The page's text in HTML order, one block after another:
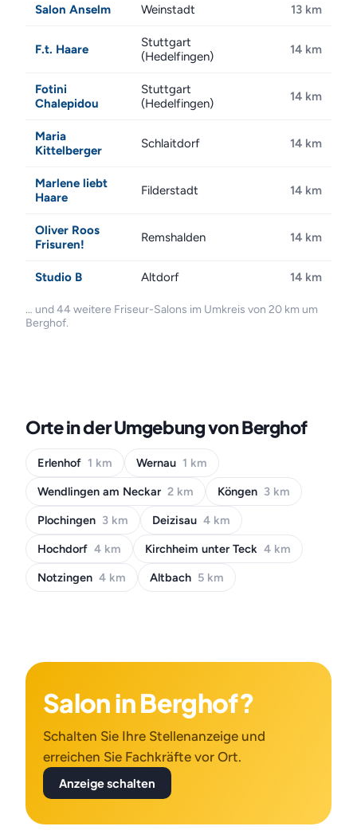
Salon Anselm Weinstadt 13 km
F.t. Haare
Stuttgart
(Hedelfingen)
14 km
Fotini
Chalepidou
Stuttgart
(Hedelfingen)
14 km
Maria
Kittelberger
Schlaitdorf 14 km
Marlene liebt
Haare
Filderstadt 14 km
Oliver Roos
Frisuren!
Remshalden 14 km
Studio B Altdorf 14 km
… und 44 weitere Friseur-Salons im Umkreis von 20 km um
Berghof.
Orte in der Umgebung von Berghof
Erlenhof 1 km Wernau 1 km
Wendlingen am Neckar 2 km Köngen 3 km
Plochingen 3 km Deizisau 4 km
Hochdorf 4 km Kirchheim unter Teck 4 km
Notzingen 4 km Altbach 5 km
Salon in Berghof?
Schalten Sie Ihre Stellenanzeige und
erreichen Sie Fachkräfte vor Ort.
Anzeige schalten